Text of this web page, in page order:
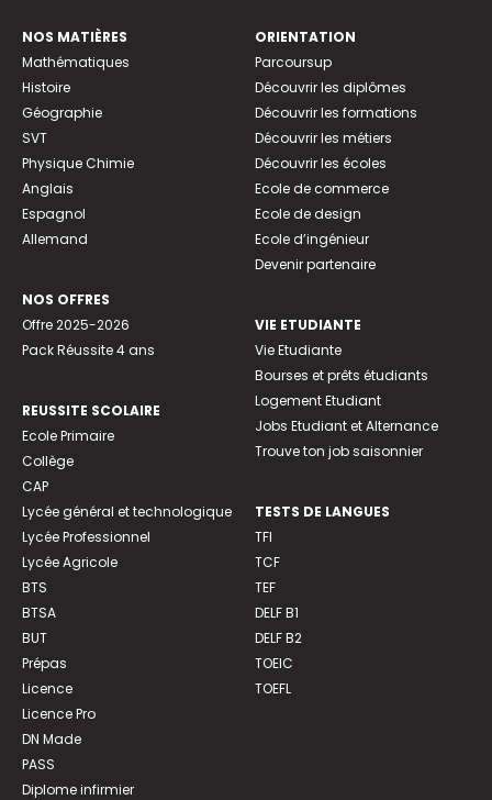
NOS MATIÈRES
Mathématiques
Histoire
Géographie
SVT
Physique Chimie
Anglais
Espagnol
Allemand
NOS OFFRES
Offre 2025-2026
Pack Réussite 4 ans
REUSSITE SCOLAIRE
Ecole Primaire
Collège
CAP
Lycée général et technologique
Lycée Professionnel
Lycée Agricole
BTS
BTSA
BUT
Prépas
Licence
Licence Pro
DN Made
PASS
Diplome infirmier
ORIENTATION
Parcoursup
Découvrir les diplômes
Découvrir les formations
Découvrir les métiers
Découvrir les écoles
Ecole de commerce
Ecole de design
Ecole d’ingénieur
Devenir partenaire
VIE ETUDIANTE
Vie Etudiante
Bourses et prêts étudiants
Logement Etudiant
Jobs Etudiant et Alternance
Trouve ton job saisonnier
TESTS DE LANGUES
TFI
TCF
TEF
DELF B1
DELF B2
TOEIC
TOEFL